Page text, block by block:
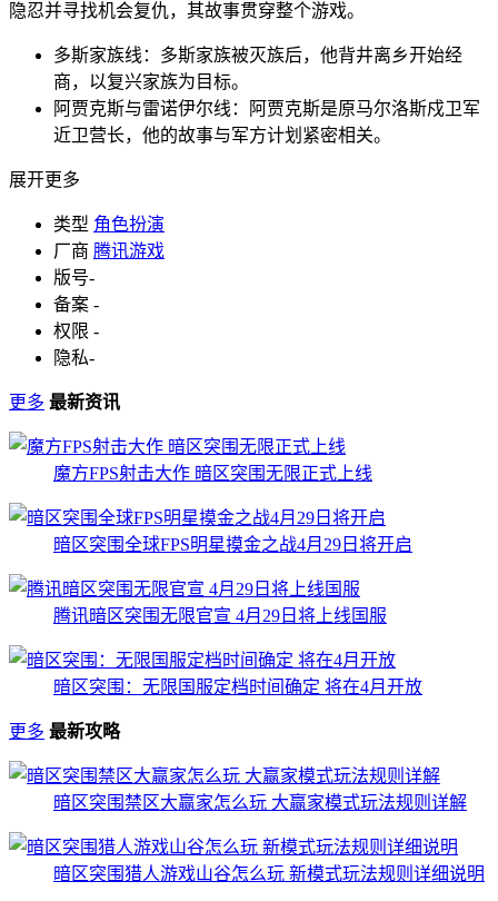
隐忍并寻找机会复仇，其故事贯穿整个游戏。
多斯家族线：多斯家族被灭族后，他背井离乡开始经
商，以复兴家族为目标。
阿贾克斯与雷诺伊尔线：阿贾克斯是原马尔洛斯戍卫军
近卫营长，他的故事与军方计划紧密相关。
展开更多
类型 角色扮演
厂商 腾讯游戏
版号-
备案 -
权限 -
隐私-
更多 最新资讯
魔方FPS射击大作 暗区突围无限正式上线
暗区突围全球FPS明星摸金之战4月29日将开启
腾讯暗区突围无限官宣 4月29日将上线国服
暗区突围：无限国服定档时间确定 将在4月开放
更多 最新攻略
暗区突围禁区大赢家怎么玩 大赢家模式玩法规则详解
暗区突围猎人游戏山谷怎么玩 新模式玩法规则详细说明